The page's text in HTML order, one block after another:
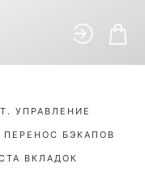
УПРАВЛЕНИЕ
БЭКАПОВ
ВКЛАДОК